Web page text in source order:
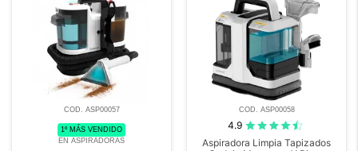
COD. ASP00057
1º MÁS VENDIDO
EN ASPIRADORAS
COD. ASP00058
4.9
Aspiradora Limpia Tapizados